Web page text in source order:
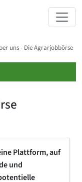
uns - Die Agrarjobbörse
Plattform, auf
und